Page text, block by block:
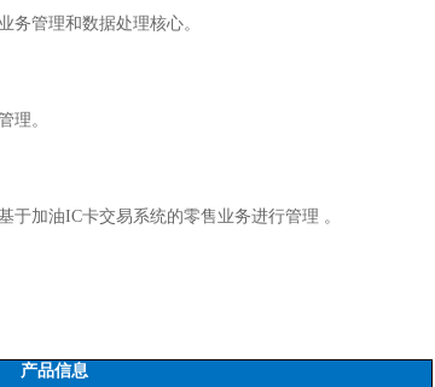
务管理和数据处理核心。
理。
于加油IC卡交易系统的零售业务进行管理 。
产品信息